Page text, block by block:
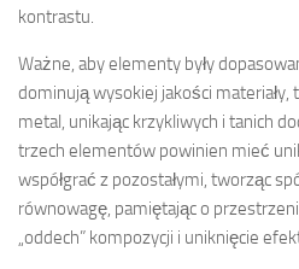
kontrastu.
Ważne, aby elementy były
dominują wysokiej jakości materiały,
metal, unikając krzykliwych i tanich
trzech elementów powinien mieć
współgrać z pozostałymi, tworząc
równowagę, pamiętając o
„oddech” kompozycji i uniknięcie